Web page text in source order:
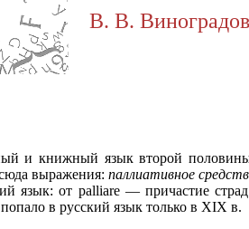
В. В.
и книжный язык второй
выражения: паллиативное
язык: от palliare — причастие
попало в русский язык только в XIX в.